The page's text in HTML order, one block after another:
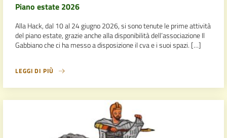
Piano estate 2026
Alla Hack, dal 10 al 24 giugno 2026, si sono tenute le prime attività
del piano estate, grazie anche alla disponibilità dell’associazione Il
Gabbiano che ci ha messo a disposizione il cva e i suoi spazi. […]
LEGGI DI PIÙ